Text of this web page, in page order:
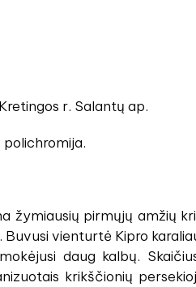
r. Salantų ap.
žymiausių pirmųjų amžių
vienturtė Kipro
daug kalbų.
krikščionių